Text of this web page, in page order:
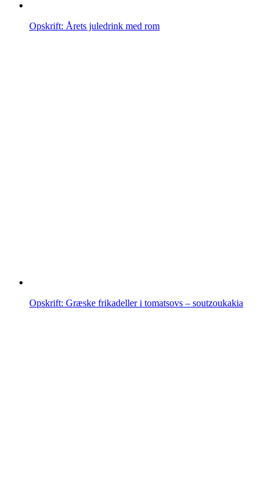
Opskrift: Årets juledrink med rom
Opskrift: Græske frikadeller i tomatsovs – soutzoukakia